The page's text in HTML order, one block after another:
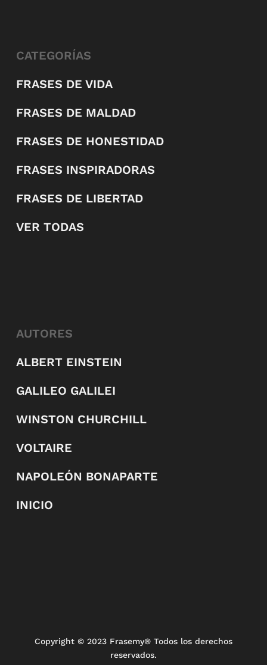
CATEGORÍAS
FRASES DE VIDA
FRASES DE MALDAD
FRASES DE HONESTIDAD
FRASES INSPIRADORAS
FRASES DE LIBERTAD
VER TODAS
AUTORES
ALBERT EINSTEIN
GALILEO GALILEI
WINSTON CHURCHILL
VOLTAIRE
NAPOLEÓN BONAPARTE
INICIO
Copyright © 2023 Frasemy® Todos los derechos
reservados.